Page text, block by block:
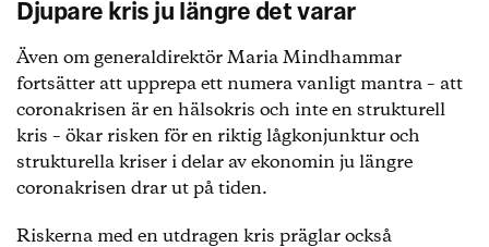
Djupare kris ju längre det varar
Även om generaldirektör Maria Mindhammar
fortsätter att upprepa ett numera vanligt mantra – att
coronakrisen är en hälsokris och inte en strukturell
kris – ökar risken för en riktig lågkonjunktur och
strukturella kriser i delar av ekonomin ju längre
coronakrisen drar ut på tiden.
Riskerna med en utdragen kris präglar också